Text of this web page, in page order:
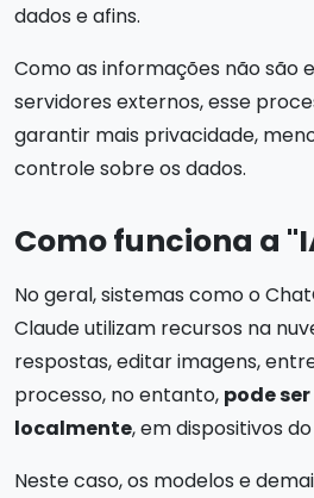
dados e afins.
Como as informações não são
servidores externos, esse
garantir mais privacidade,
controle sobre os dados.
Como funciona a
No geral, sistemas como o
Claude utilizam recursos na
respostas, editar imagens,
processo, no entanto, pode
localmente, em dispositivos
Neste caso, os modelos e